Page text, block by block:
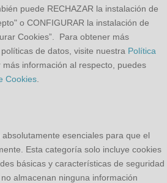
puede RECHAZAR la instalación de
o CONFIGURAR la instalación de
Cookies”. Para obtener más
de datos, visite nuestra Política
más información al respecto, puedes
Cookies
esenciales para que el
Esta categoría solo incluye cookies
básicas y características de seguridad
almacenan ninguna información